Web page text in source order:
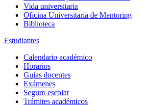
Vida universitaria
Oficina Universitaria de Mentoring
Biblioteca
Estudiantes
Calendario académico
Horarios
Guías docentes
Exámenes
Seguro escolar
Trámites académicos